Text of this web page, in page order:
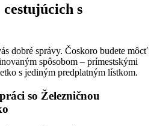
s
dobré správy. Čoskoro budete môcť
spôsobom – prímestskými
s jediným predplatným lístkom.
so Železničnou